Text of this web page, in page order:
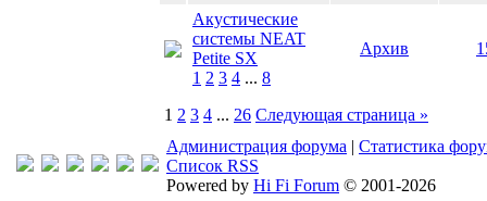
Акустические
системы NEAT
Petite SX
1 2 3 4 ... 8
Архив
1 2 3 4 ... 26 Следующая страница »
Администрация форума | Статистика
Список RSS
Powered by Hi Fi Forum © 2001-2026